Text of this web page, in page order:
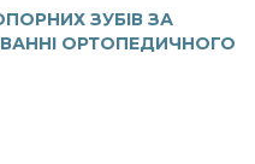
ЗУБІВ ЗА
ОРТОПЕДИЧНОГО